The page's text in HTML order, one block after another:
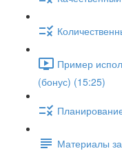
Пример
(бонус) (15:25)
Материалы